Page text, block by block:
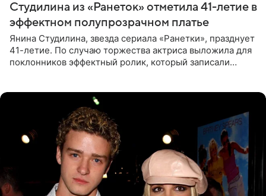
Студилина из «Ранеток» отметила 41-летие в
эффектном полупрозрачном платье
Янина Студилина, звезда сериала «Ранетки», празднует
41-летие. По случаю торжества актриса выложила для
поклонников эффектный ролик, который записали